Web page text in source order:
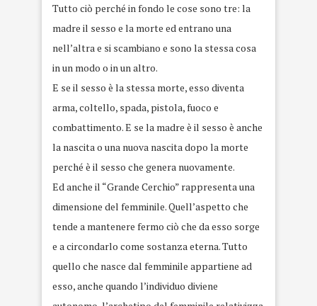
Tutto ciò perché in fondo le cose sono tre: la
madre il sesso e la morte ed entrano una
nell’altra e si scambiano e sono la stessa cosa
in un modo o in un altro.
E se il sesso è la stessa morte, esso diventa
arma, coltello, spada, pistola, fuoco e
combattimento. E se la madre è il sesso è anche
la nascita o una nuova nascita dopo la morte
perché è il sesso che genera nuovamente.
Ed anche il “Grande Cerchio” rappresenta una
dimensione del femminile. Quell’aspetto che
tende a mantenere fermo ciò che da esso sorge
e a circondarlo come sostanza eterna. Tutto
quello che nasce dal femminile appartiene ad
esso, anche quando l’individuo diviene